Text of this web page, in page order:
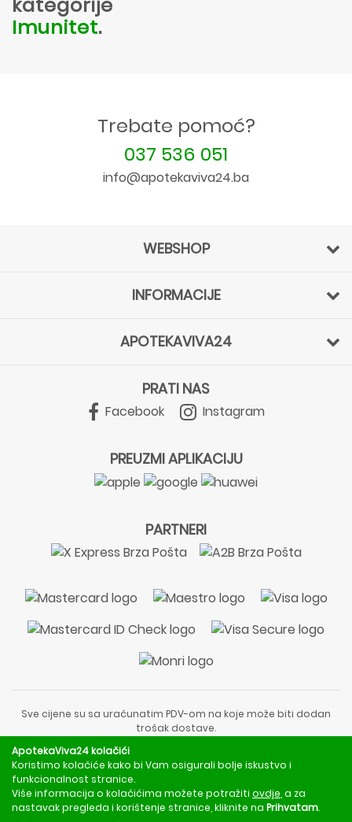
Imunitet.
Trebate pomoć?
037 536 051
info@apotekaviva24.ba
WEBSHOP
INFORMACIJE
APOTEKAVIVA24
PRATI NAS
Facebook Instagram
PREUZMI APLIKACIJU
PARTNERI
Sve cijene su sa uračunatim PDV-om na koje može biti dodan
trošak dostave.
liječnički pregled ili savjet farmaceuta.
Za obavijesti o mjerama opreza, rizicima i nuspojavama
obratite se svom liječniku ili farmaceutu.
Copyright © 2020 - 2026 | ApotekaViva24 | Sva prava zadržava
ApotekaViva24 kolačići
Koristimo kolačiće kako bi Vam osigurali bolje iskustvo i
funkcionalnost stranice.
Više informacija o kolačićima možete potražiti ovdje , a za
nastavak pregleda i korištenje stranice, kliknite na Prihvatam.